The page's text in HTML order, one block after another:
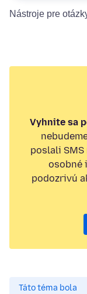
Nástroje pre
Vyhnite sa
poslali
osobné
podozrivú
Táto téma bola